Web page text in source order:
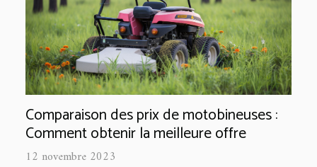
Comparaison des prix de motobineuses :
Comment obtenir la meilleure offre
12 novembre 2023